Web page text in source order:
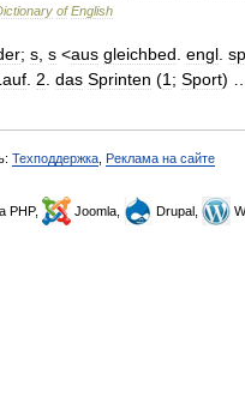
of English
; s s <aus gleichbed engl
2 das Sprinten (1 ; Sport)
Техподдержка Реклама на сайте
PHP, Joomla, Drupal,